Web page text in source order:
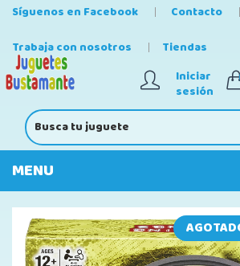
Síguenos en Facebook
Contacto
Trabaja con nosotros
Tiendas
Iniciar
sesión